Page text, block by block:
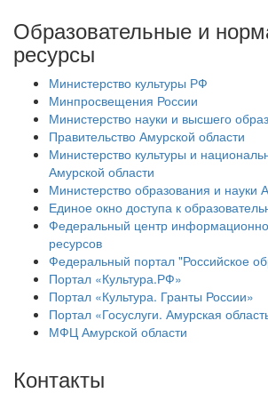
Образовательные и
ресурсы
Министерство культуры РФ
Минпросвещения России
Министерство науки и высшего
Правительство Амурской области
Министерство культуры и
Амурской области
Министерство образования и науки
Единое окно доступа к
Федеральный центр
ресурсов
Федеральный портал "Российское
Портал «Культура.РФ»
Портал «Культура. Гранты России»
Портал «Госуслуги. Амурская
МФЦ Амурской области
Контакты